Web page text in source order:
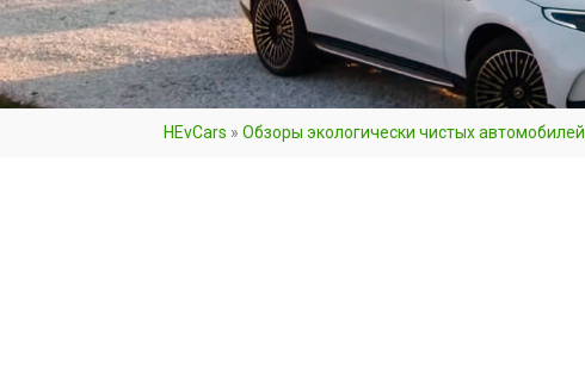
HEvCars » Обзоры экологически чистых автомобилей